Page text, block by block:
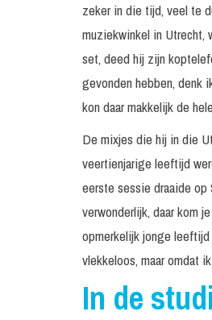
zeker in die tijd, veel te
muziekwinkel in Utrecht,
set, deed hij zijn
gevonden hebben, denk
kon daar makkelijk de
De mixjes die hij in die
veertienjarige leeftijd
eerste sessie draaide op
verwonderlijk, daar kom
opmerkelijk jonge
vlekkeloos, maar omdat
In de